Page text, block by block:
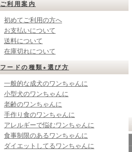
ご利用案内
初めてご利用の方へ
お支払いについて
送料について
在庫切れについて
フードの種類★選び方
一般的な成犬のワンちゃんに
小型犬のワンちゃんに
老齢のワンちゃんに
手作り食のワンちゃんに
アレルギーで悩むワンちゃんに
食事制限のあるワンちゃんに
ダイエットしてるワンちゃんに